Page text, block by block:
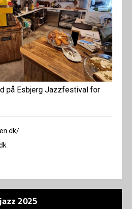
Kontakt
SHOP
på Esbjerg Jazzfestival for
2025